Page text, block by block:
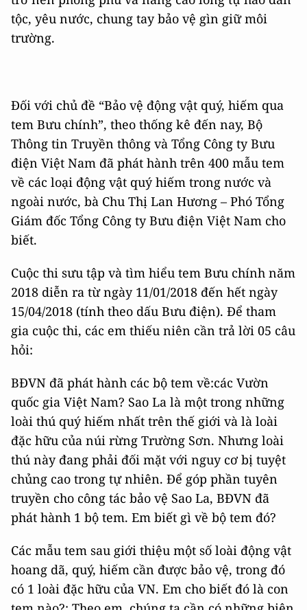
tộc, yêu nước, chung tay bảo vệ gìn giữ môi
trường.
Đối với chủ đề “Bảo vệ động vật quý, hiếm qua
tem Bưu chính”, theo thống kê đến nay, Bộ
Thông tin Truyền thông và Tổng Công ty Bưu
điện Việt Nam đã phát hành trên 400 mẫu tem
về các loại động vật quý hiếm trong nước và
ngoài nước, bà Chu Thị Lan Hương – Phó Tổng
Giám đốc Tổng Công ty Bưu điện Việt Nam cho
biết.
Cuộc thi sưu tập và tìm hiểu tem Bưu chính năm
2018 diễn ra từ ngày 11/01/2018 đến hết ngày
15/04/2018 (tính theo dấu Bưu điện). Để tham
gia cuộc thi, các em thiếu niên cần trả lời 05 câu
hỏi:
BĐVN đã phát hành các bộ tem về:các Vườn
quốc gia Việt Nam? Sao La là một trong những
loài thú quý hiếm nhất trên thế giới và là loài
đặc hữu của núi rừng Trường Sơn. Nhưng loài
thú này đang phải đối mặt với nguy cơ bị tuyệt
chủng cao trong tự nhiên. Để góp phần tuyên
truyền cho công tác bảo vệ Sao La, BĐVN đã
phát hành 1 bộ tem. Em biết gì về bộ tem đó?
Các mẫu tem sau giới thiệu một số loài động vật
hoang dã, quý, hiếm cần được bảo vệ, trong đó
có 1 loài đặc hữu của VN. Em cho biết đó là con